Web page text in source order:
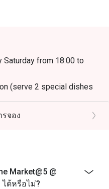
Saturday from 18:00 to
(serve 2 special dishes
1st and 4th Sunday of
(includes unlimited
The Market@5? What’s
จอง
Market@5 @
ได้หรือไม่?